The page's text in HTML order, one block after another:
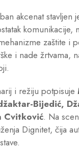
akcenat
komunikacije,
zaštite i
i nade žrtvama,
i režiju potpisuje
Bijedić,
Cvitković. Na
Dignitet, čija